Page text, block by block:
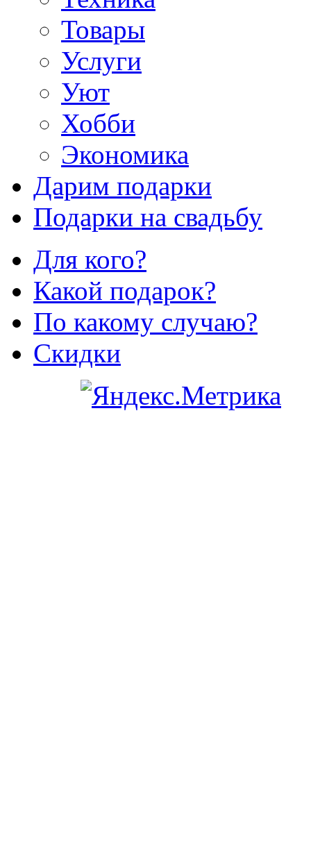
Товары
Услуги
Уют
Хобби
Экономика
Дарим подарки
Подарки на свадьбу
Для кого?
Какой подарок?
По какому случаю?
Скидки